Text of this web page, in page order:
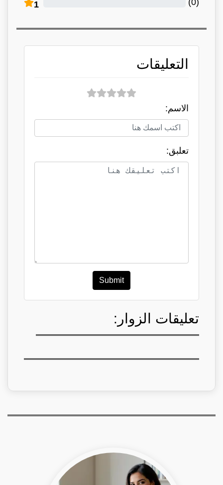
1
التعليقات
الاسم:
تعلبق:
Submit
تعليقات الزوار: